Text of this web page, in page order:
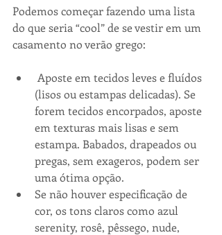
Podemos começar fazendo uma lista
do que seria “cool” de se vestir em um
casamento no verão grego:
(lisos ou estampas delicadas). Se
forem tecidos encorpados, aposte
em texturas mais lisas e sem
estampa. Babados, drapeados ou
pregas, sem exageros, podem ser
uma ótima opção.
Se não houver especificação de
cor, os tons claros como azul
serenity, rosê, pêssego, nude,